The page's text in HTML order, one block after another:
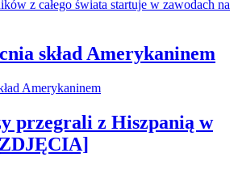
skład Amerykaninem
przegrali z Hiszpanią w